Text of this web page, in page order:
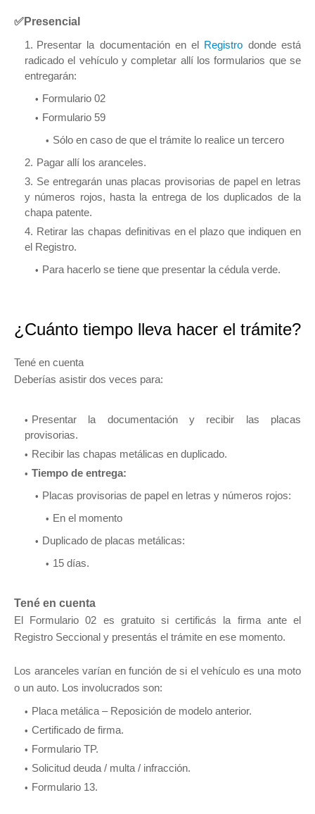
✅Presencial
Presentar la documentación en el Registro donde está
radicado el vehículo y completar allí los formularios que se
entregarán:
Formulario 02
Formulario 59
Sólo en caso de que el trámite lo realice un tercero
Pagar allí los aranceles.
Se entregarán unas placas provisorias de papel en letras
y números rojos, hasta la entrega de los duplicados de la
chapa patente.
Retirar las chapas definitivas en el plazo que indiquen en
el Registro.
Para hacerlo se tiene que presentar la cédula verde.
¿Cuánto tiempo lleva hacer el trámite?
Tené en cuenta
Deberías asistir dos veces para:
Presentar la documentación y recibir las placas
provisorias.
Recibir las chapas metálicas en duplicado.
Tiempo de entrega:
Placas provisorias de papel en letras y números rojos:
En el momento
Duplicado de placas metálicas:
15 días.
Tené en cuenta
El Formulario 02 es gratuito si certificás la firma ante el
Registro Seccional y presentás el trámite en ese momento.
Los aranceles varían en función de si el vehículo es una moto
o un auto. Los involucrados son:
Placa metálica – Reposición de modelo anterior.
Certificado de firma.
Formulario TP.
Solicitud deuda / multa / infracción.
Formulario 13.